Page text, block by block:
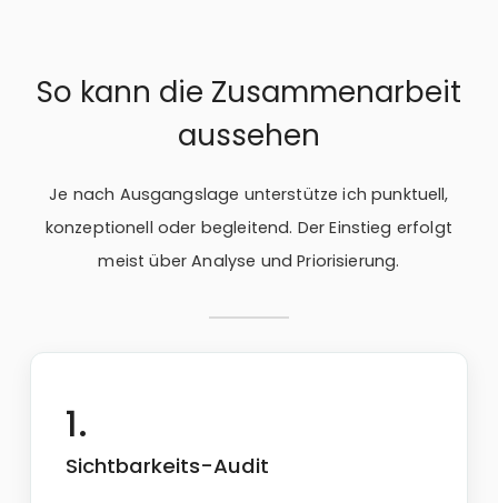
So kann die Zusammenarbeit
aussehen
Je nach Ausgangslage unterstütze ich punktuell,
konzeptionell oder begleitend. Der Einstieg erfolgt
meist über Analyse und Priorisierung.
Sichtbarkeits-Audit